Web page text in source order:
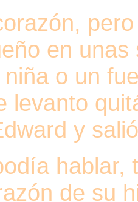
en
o un
levanto
y
hablar,
de su